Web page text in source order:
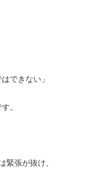
できない」
。
緊張が抜け、